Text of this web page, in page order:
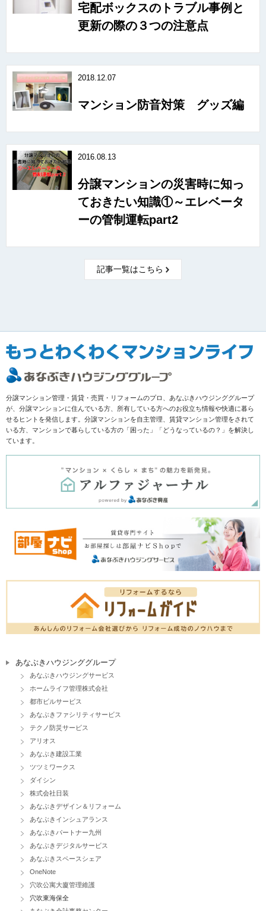
宅配ボックスのトラブル事例と
更新の際の３つの注意点
2018.12.07
マンション防音対策 グッズ編
2016.08.13
分譲マンションの災害時に知っ
ておきたい知識①～エレベータ
ーの管制運転part2
記事一覧はこちら
分譲マンション管理・賃貸・売買・リフォームのプロ、あなぶきハウジンググループ
が、分譲マンションに住んでいる方、所有している方へのお役立ち情報や快適に暮ら
せるヒントを発信します。分譲マンションを自主管理、賃貸マンション管理をされて
いる方、マンションで暮らしている方の「困った」「どうなっているの？」を解決し
ています。
あなぶきハウジンググループ
あなぶきハウジングサービス
ホームライフ管理株式会社
都市ビルサービス
あなぶきファシリティサービス
テクノ防災サービス
アリオス
あなぶき建設工業
ツツミワークス
ダイシン
株式会社日装
あなぶきデザイン＆リフォーム
あなぶきインシュアランス
あなぶきパートナー九州
あなぶきデジタルサービス
あなぶきスペースシェア
OneNote
穴吹公寓大廈管理維護
穴吹東海保全